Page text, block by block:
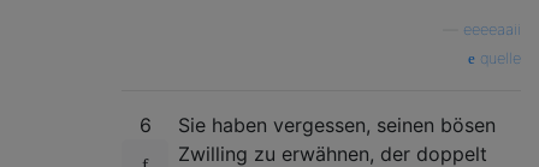
eeeeaaii
quelle
6
Sie haben vergessen, seinen bösen
Zwilling zu erwähnen, der doppelt